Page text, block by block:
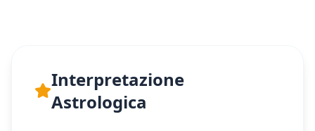
Interpretazione
Astrologica